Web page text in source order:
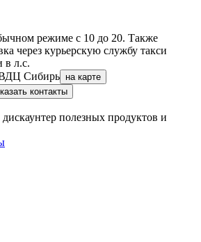
режиме с 10 до 20. Также
через курьерскую службу такси
в л.с.
Сибирь на карте
контакты
полезных продуктов и